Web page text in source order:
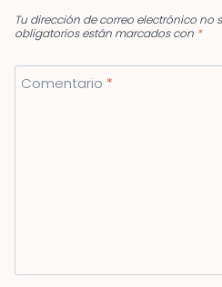
Tu dirección de correo electrónico no
obligatorios están marcados con *
Comentario *